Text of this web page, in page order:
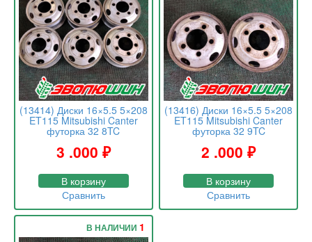
(13414) Диски 16×5.5 5×208
ET115 Mitsubishi Canter
футорка 32 8TC
3 .000 ₽
В корзину
Сравнить
(13416) Диски 16×5.5 5×208
ET115 Mitsubishi Canter
футорка 32 9TC
2 .000₽
В корзину
Сравнить
В НАЛИЧИИ 1